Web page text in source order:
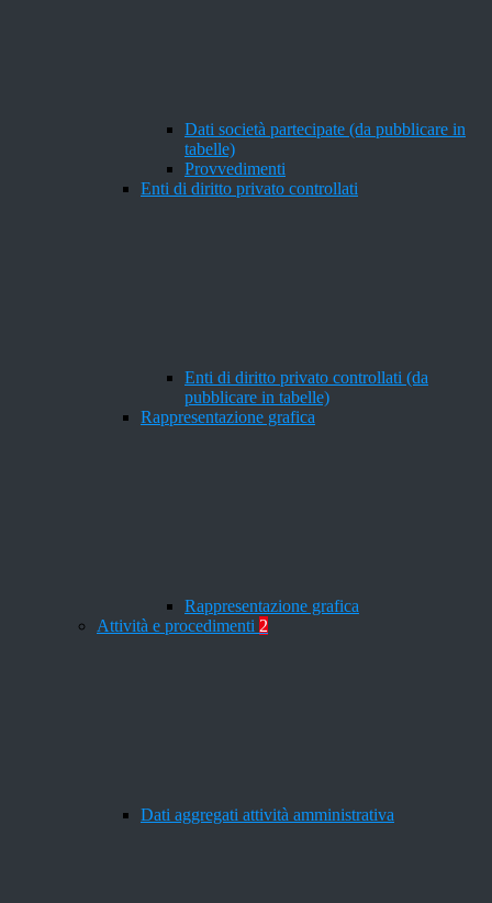
Dati società partecipate (da pubblicare in
tabelle)
Provvedimenti
Enti di diritto privato controllati
Enti di diritto privato controllati (da
pubblicare in tabelle)
Rappresentazione grafica
Rappresentazione grafica
Attività e procedimenti 2
Dati aggregati attività amministrativa